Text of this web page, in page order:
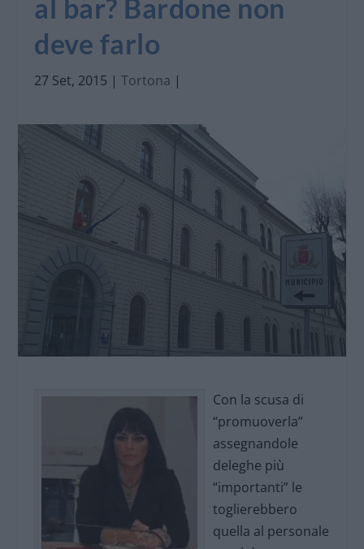
al bar? Bardone non
deve farlo
27 Set, 2015 |Tortona |
Con la scusa di
“promuoverla”
assegnandole
deleghe più
“importanti” le
toglierebbero
quella al personale